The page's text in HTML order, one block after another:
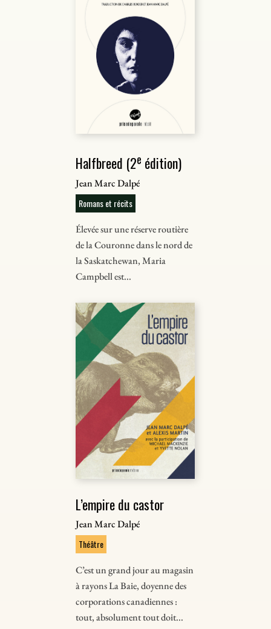
Halfbreed (2e édition)
Jean Marc Dalpé
Romans et récits
Élevée sur une réserve routière
de la Couronne dans le nord de
la Saskatchewan, Maria
Campbell est...
L’empire du castor
Jean Marc Dalpé
Théâtre
C’est un grand jour au magasin
à rayons La Baie, doyenne des
corporations canadiennes :
tout, absolument tout doit...